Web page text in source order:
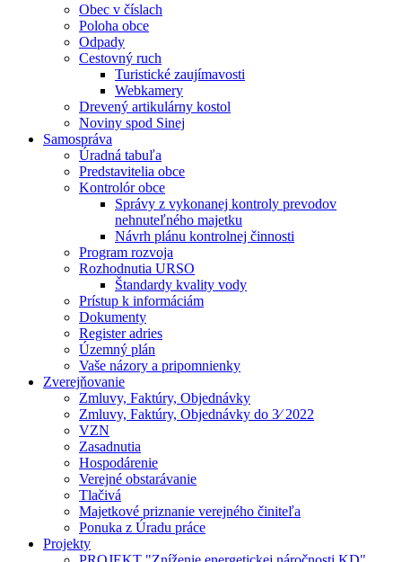
Obec v číslach
Poloha obce
Odpady
Cestovný ruch
Turistické zaujímavosti
Webkamery
Drevený artikulárny kostol
Noviny spod Sinej
Samospráva
Úradná tabuľa
Predstavitelia obce
Kontrolór obce
Správy z vykonanej kontroly prevodov
nehnuteľného majetku
Návrh plánu kontrolnej činnosti
Program rozvoja
Rozhodnutia URSO
Štandardy kvality vody
Prístup k informáciám
Dokumenty
Register adries
Územný plán
Vaše názory a pripomnienky
Zverejňovanie
Zmluvy, Faktúry, Objednávky
Zmluvy, Faktúry, Objednávky do 3⁄ 2022
VZN
Zasadnutia
Hospodárenie
Verejné obstarávanie
Tlačivá
Majetkové priznanie verejného činiteľa
Ponuka z Úradu práce
Projekty